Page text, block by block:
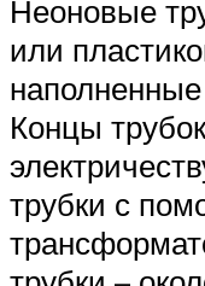
Неоновые
или
Концы
трубки с